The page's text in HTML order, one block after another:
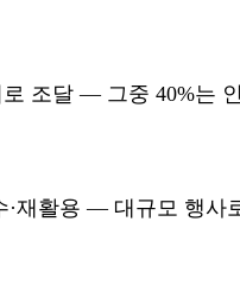
조달 — 그중 40%는
·재활용 — 대규모 행사